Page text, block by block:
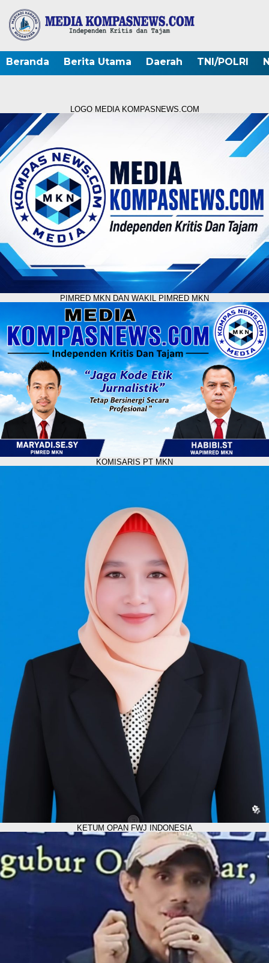
Beranda Berita Utama Daerah TNI/POLRI
LOGO MEDIA KOMPASNEWS.COM
PIMRED MKN DAN WAKIL PIMRED MKN
KOMISARIS PT MKN
KETUM OPAN FWJ INDONESIA